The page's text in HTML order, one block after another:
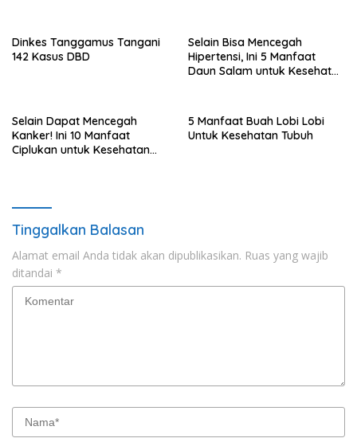
Dinkes Tanggamus Tangani
142 Kasus DBD
Selain Bisa Mencegah
Hipertensi, Ini 5 Manfaat
Daun Salam untuk Kesehatan
Selain Dapat Mencegah
Kanker! Ini 10 Manfaat
Ciplukan untuk Kesehatan
5 Manfaat Buah Lobi Lobi
Untuk Kesehatan Tubuh
Tinggalkan Balasan
Alamat email Anda tidak akan dipublikasikan. Ruas yang wajib
ditandai *